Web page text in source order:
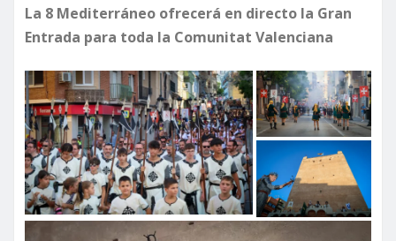
La 8 Mediterráneo ofrecerá en directo la Gran
Entrada para toda la Comunitat Valenciana